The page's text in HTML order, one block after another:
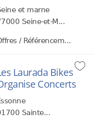
et marne
Seine-et-M...
/ Référencem...
Laurada Bikes
Concerts
Sainte...